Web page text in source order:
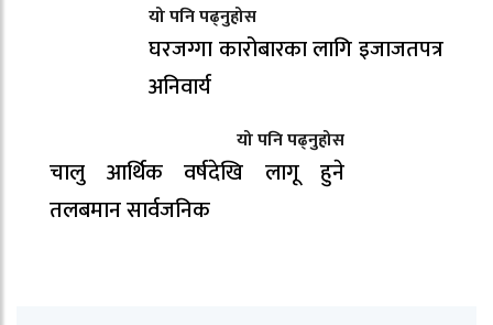
यो पनि पढ्नुहोस
घरजग्गा कारोबारका लागि इजाजतपत्र
अनिवार्य
यो पनि पढ्नुहोस
चालु आर्थिक वर्षदेखि लागू हुने
तलबमान सार्वजनिक